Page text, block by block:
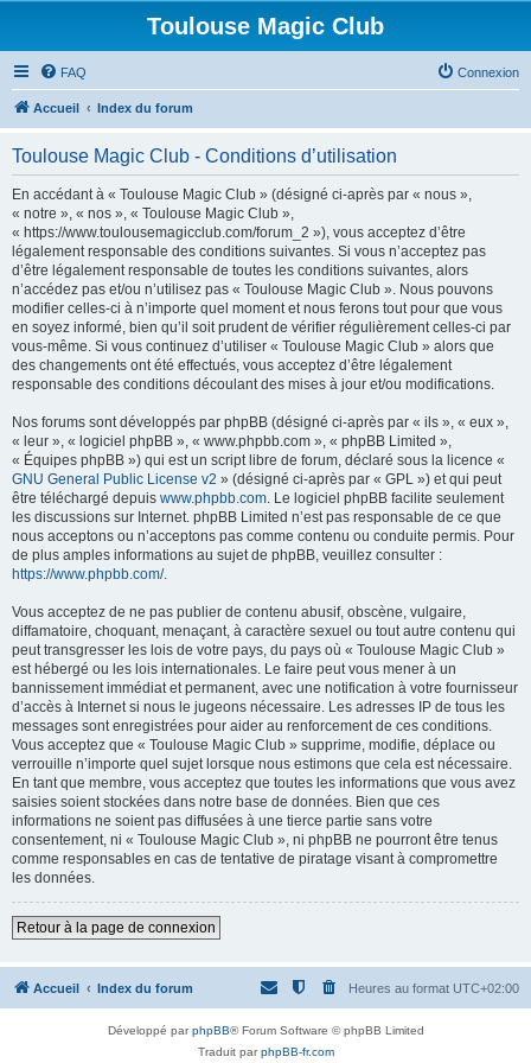
Toulouse Magic Club
FAQ Connexion
Accueil Index du forum
Toulouse Magic Club - Conditions d’utilisation
En accédant à « Toulouse Magic Club » (désigné ci-après par « nous »,
« notre », « nos », « Toulouse Magic Club »,
« https://www.toulousemagicclub.com/forum_2 »), vous acceptez d’être
légalement responsable des conditions suivantes. Si vous n’acceptez pas
d’être légalement responsable de toutes les conditions suivantes, alors
n’accédez pas et/ou n’utilisez pas « Toulouse Magic Club ». Nous pouvons
modifier celles-ci à n’importe quel moment et nous ferons tout pour que vous
en soyez informé, bien qu’il soit prudent de vérifier régulièrement celles-ci par
vous-même. Si vous continuez d’utiliser « Toulouse Magic Club » alors que
des changements ont été effectués, vous acceptez d’être légalement
responsable des conditions découlant des mises à jour et/ou modifications.
Nos forums sont développés par phpBB (désigné ci-après par « ils », « eux »,
« leur », « logiciel phpBB », « www.phpbb.com », « phpBB Limited »,
« Équipes phpBB ») qui est un script libre de forum, déclaré sous la licence «
GNU General Public License v2 » (désigné ci-après par « GPL ») et qui peut
être téléchargé depuis www.phpbb.com. Le logiciel phpBB facilite seulement
les discussions sur Internet. phpBB Limited n’est pas responsable de ce que
nous acceptons ou n’acceptons pas comme contenu ou conduite permis. Pour
de plus amples informations au sujet de phpBB, veuillez consulter :
https://www.phpbb.com/.
Vous acceptez de ne pas publier de contenu abusif, obscène, vulgaire,
diffamatoire, choquant, menaçant, à caractère sexuel ou tout autre contenu qui
peut transgresser les lois de votre pays, du pays où « Toulouse Magic Club »
est hébergé ou les lois internationales. Le faire peut vous mener à un
bannissement immédiat et permanent, avec une notification à votre fournisseur
d’accès à Internet si nous le jugeons nécessaire. Les adresses IP de tous les
messages sont enregistrées pour aider au renforcement de ces conditions.
Vous acceptez que « Toulouse Magic Club » supprime, modifie, déplace ou
verrouille n’importe quel sujet lorsque nous estimons que cela est nécessaire.
En tant que membre, vous acceptez que toutes les informations que vous avez
saisies soient stockées dans notre base de données. Bien que ces
informations ne soient pas diffusées à une tierce partie sans votre
consentement, ni « Toulouse Magic Club », ni phpBB ne pourront être tenus
comme responsables en cas de tentative de piratage visant à compromettre
les données.
Retour à la page de connexion
Accueil Index du forum Heures au format UTC+02:00
Développé parphpBB® Forum Software © phpBB Limited
Traduit parphpBB-fr.com